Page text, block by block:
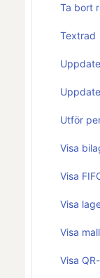
Ta bort
Textrad
Utför
Visa
Visa
Visa
Visa
Visa